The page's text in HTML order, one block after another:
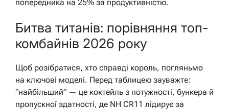
попередника на 25% за продуктивністю.
Битва титанів: порівняння топ-
комбайнів 2026 року
Щоб розібратися, хто справді король, погляньмо
на ключові моделі. Перед таблицею зауважте:
“найбільший” — це коктейль з потужності, бункера й
пропускної здатності, де NH CR11 лідирує за